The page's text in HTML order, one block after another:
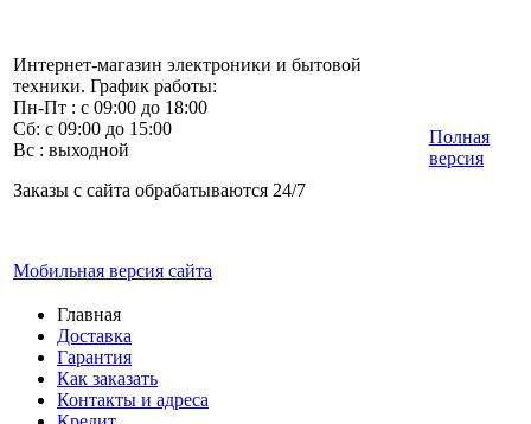
Интернет-магазин электроники и бытовой
техники. График работы:
Пн-Пт : с 09:00 до 18:00
Сб: с 09:00 до 15:00
Вс : выходной
Заказы с сайта обрабатываются 24/7
Мобильная версия сайта
Полная
версия
Главная
Доставка
Гарантия
Как заказать
Контакты и адреса